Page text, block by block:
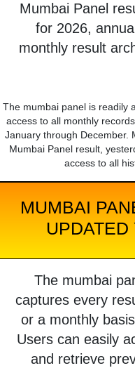
Mumbai Panel
for 2026,
monthly result
The mumbai panel is readily
access to all monthly
January through December.
Mumbai Panel result,
access to all
MUMBAI
UPDATED
The mumbai
captures every
or a monthly
Users can easily
and retrieve